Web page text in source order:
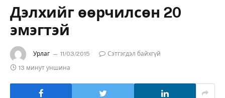
Дэлхийг өөрчилсөн 20
эмэгтэй
Урлаг 11/03/2015
Сэтгэгдэл байхгүй
13 минут уншина